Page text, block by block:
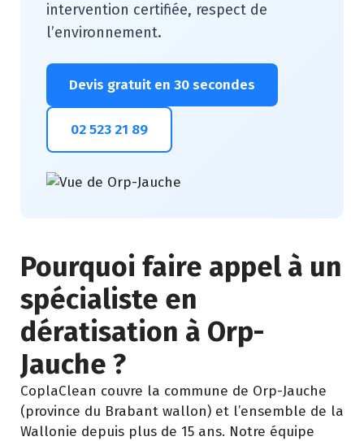
intervention certifiée, respect de
l’environnement.
Devis gratuit en 30 secondes
02 523 21 89
Pourquoi faire appel à un
spécialiste en
dératisation à Orp-
Jauche ?
CoplaClean couvre la commune de Orp-Jauche
(province du Brabant wallon) et l’ensemble de la
Wallonie depuis plus de 15 ans. Notre équipe